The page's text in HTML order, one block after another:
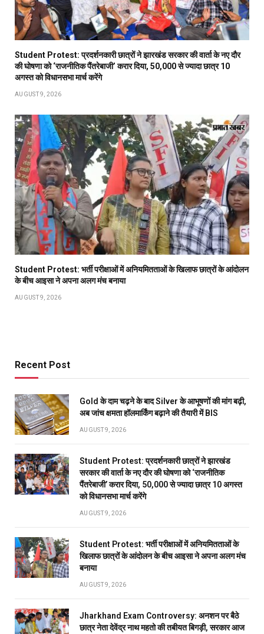
Student Protest: प्रदर्शनकारी छात्रों ने झारखंड सरकार की वार्ता के नए दौर
की घोषणा को ‘राजनीतिक पैंतरेबाजी’ करार दिया, 50,000 से ज्यादा छात्र 10
अगस्त को विधानसभा मार्च करेंगे
AUGUST 9, 2026
Student Protest: भर्ती परीक्षाओं में अनियमितताओं के खिलाफ छात्रों के आंदोलन
के बीच आइसा ने अपना अलग मंच बनाया
AUGUST 9, 2026
Recent Post
Gold के दाम चढ़ने के बाद Silver के आभूषणों की मांग बढ़ी,
अब जांच क्षमता हॉलमार्किंग बढ़ाने की तैयारी में BIS
AUGUST 9, 2026
Student Protest: प्रदर्शनकारी छात्रों ने झारखंड
सरकार की वार्ता के नए दौर की घोषणा को ‘राजनीतिक
पैंतरेबाजी’ करार दिया, 50,000 से ज्यादा छात्र 10 अगस्त
को विधानसभा मार्च करेंगे
AUGUST 9, 2026
Student Protest: भर्ती परीक्षाओं में अनियमितताओं के
खिलाफ छात्रों के आंदोलन के बीच आइसा ने अपना अलग मंच
बनाया
AUGUST 9, 2026
Jharkhand Exam Controversy: अनशन पर बैठे
छात्र नेता देवेंद्र नाथ महतो की तबीयत बिगड़ी, सरकार आज